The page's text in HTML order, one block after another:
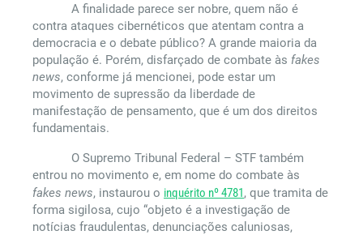
A finalidade parece ser nobre, quem não é
contra ataques cibernéticos que atentam contra a
democracia e o debate público? A grande maioria da
população é. Porém, disfarçado de combate às fakes
news, conforme já mencionei, pode estar um
movimento de supressão da liberdade de
manifestação de pensamento, que é um dos direitos
fundamentais.
O Supremo Tribunal Federal – STF também
entrou no movimento e, em nome do combate às
fakes news, instaurou o inquérito nº 4781, que tramita de
forma sigilosa, cujo “objeto é a investigação de
notícias fraudulentas, denunciações caluniosas,